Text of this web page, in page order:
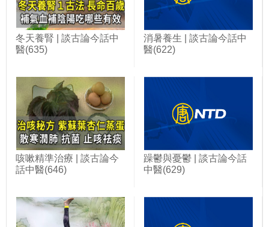
冬天養腎 | 談古論今話中
醫(635)
消暑養生 | 談古論今話中
醫(622)
咳嗽精準治療 | 談古論今
話中醫(646)
躁鬱與憂鬱 | 談古論今話
中醫(629)